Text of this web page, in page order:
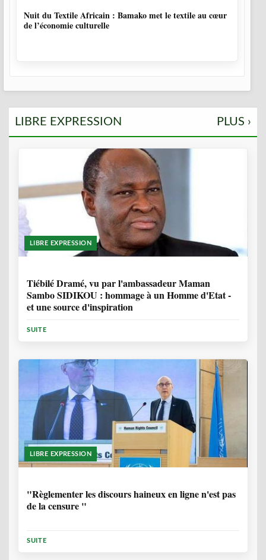
Nuit du Textile Africain : Bamako met le textile au cœur
de l’économie culturelle
LIBRE EXPRESSION PLUS ›
LIBRE EXPRESSION
Tiébilé Dramé, vu par l'ambassadeur Maman
Sambo SIDIKOU : hommage à un Homme d'Etat -
et une source d'inspiration
SUITE
LIBRE EXPRESSION
"Règlementer les discours haineux en ligne n'est pas
de la censure "
SUITE